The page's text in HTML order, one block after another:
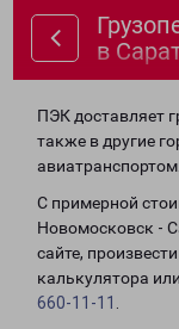
в
ПЭК доставляет
также в другие
авиатранспортом.
С примерной
Новомосковск -
сайте,
калькулятора
660-11-11